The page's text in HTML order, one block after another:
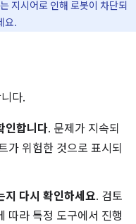
지시어로 인해 로봇이 차단되
요.
다.
인합니다. 문제가 지속되
가 위험한 것으로 표시되
지 다시 확인하세요. 검토
따라 특정 도구에서 진행